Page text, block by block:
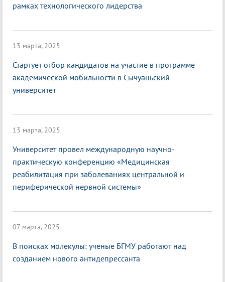
рамках технологического лидерства
13 марта, 2025
Стартует отбор кандидатов на участие в программе
академической мобильности в Сычуаньский
университет
13 марта, 2025
Университет провел международную научно-
практическую конференцию «Медицинская
реабилитация при заболеваниях центральной и
периферической нервной системы»
07 марта, 2025
В поисках молекулы: ученые БГМУ работают над
созданием нового антидепрессанта